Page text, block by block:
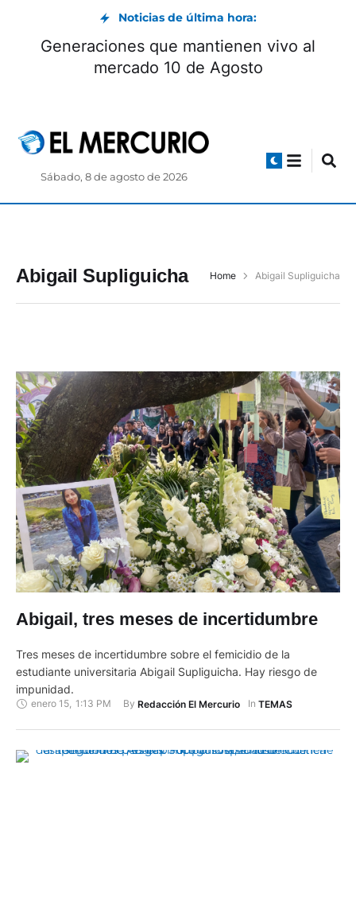
Noticias de última hora:
Generaciones que mantienen vivo al
mercado 10 de Agosto
Sábado, 8 de agosto de 2026
Abigail Supliguicha Home Abigail Supliguicha
Abigail, tres meses de incertidumbre
Tres meses de incertidumbre sobre el femicidio de la
estudiante universitaria Abigail Supliguicha. Hay riesgo de
impunidad.
enero 15, 1:13 PM By Redacción El Mercurio In TEMAS